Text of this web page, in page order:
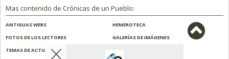
Mas contenido de Crónicas de un Pueblo:
ANTIGUAS WEBS
HEMEROTECA
FOTOS DE LOS LECTORES
GALERÍAS DE IMÁGENES
TEMAS DE ACTUALIDAD